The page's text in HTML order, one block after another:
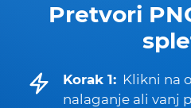
Pretvori
Korak 1: Klikni na
nalaganje ali vanj